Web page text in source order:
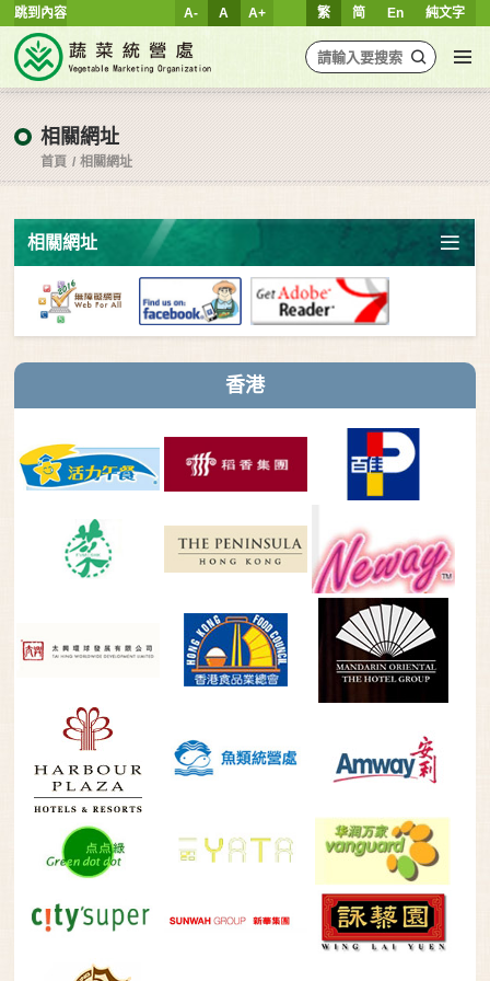
跳到內容 繁 简 En 純文字
A- A A+
相關網址
首頁 相關網址
相關網址
香港